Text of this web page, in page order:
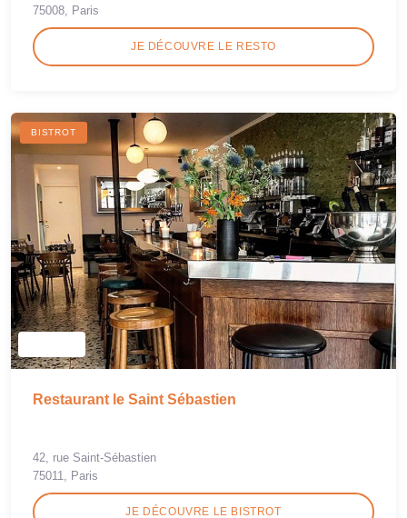
75008, Paris
JE DÉCOUVRE LE RESTO
BISTROT
Restaurant le Saint Sébastien
42, rue Saint-Sébastien
75011, Paris
JE DÉCOUVRE LE BISTROT